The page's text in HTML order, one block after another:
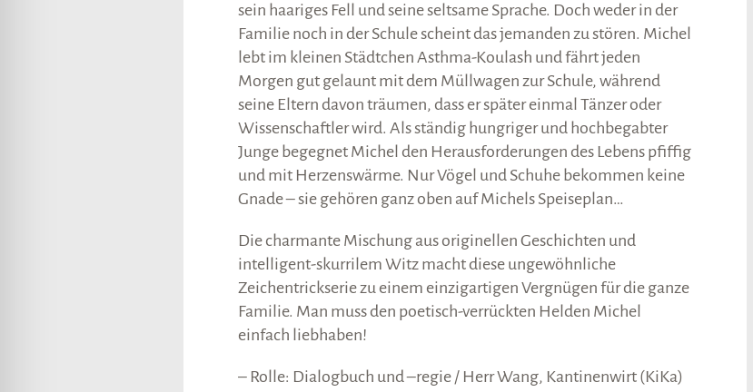
sein haariges Fell und seine seltsame Sprache. Doch weder in der
Familie noch in der Schule scheint das jemanden zu stören. Michel
lebt im kleinen Städtchen Asthma-Koulash und fährt jeden
Morgen gut gelaunt mit dem Müllwagen zur Schule, während
seine Eltern davon träumen, dass er später einmal Tänzer oder
Wissenschaftler wird. Als ständig hungriger und hochbegabter
Junge begegnet Michel den Herausforderungen des Lebens pfiffig
und mit Herzenswärme. Nur Vögel und Schuhe bekommen keine
Gnade – sie gehören ganz oben auf Michels Speiseplan…
Die charmante Mischung aus originellen Geschichten und
intelligent-skurrilem Witz macht diese ungewöhnliche
Zeichentrickserie zu einem einzigartigen Vergnügen für die ganze
Familie. Man muss den poetisch-verrückten Helden Michel
einfach liebhaben!
– Rolle: Dialogbuch und –regie / Herr Wang, Kantinenwirt (KiKa)